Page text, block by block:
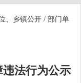
、乡镇公开 / 部门单
违法行为公示